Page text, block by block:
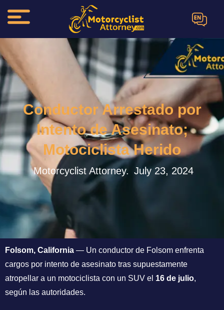
EN
Conductor Arrestado por
Intento de Asesinato;
Motociclista Herido
Motorcyclist Attorney. July 23, 2024
Folsom, California — Un conductor de Folsom enfrenta
cargos por intento de asesinato tras supuestamente
atropellar a un motociclista con un SUV el 16 de julio,
según las autoridades.